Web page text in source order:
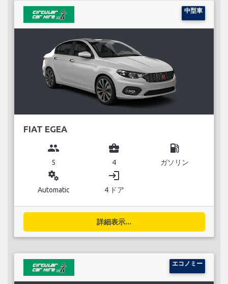
中型車
FIAT EGEA
group
5
business_center
4
local_gas_station
ガソリン
miscellaneous_services
Automatic
login
4 ドア
詳細表示...
エコノミー